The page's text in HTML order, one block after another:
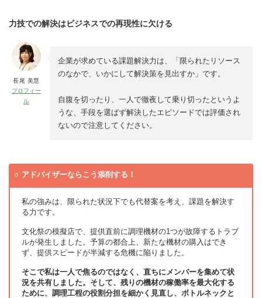
力技での解決はビジネスでの再現性に欠ける
長尾 美慧
プロフィー
ル
企業が求めている課題解決力は、「限られたリソース
のなかで、いかにして解決策を見出すか」です。
自腹を切ったり、一人で徹夜して乗り切ったというよ
うな、手段を選ばず解決したエピソードでは評価され
ないので注意してください。
アドバイザーならこう添削する！
私の強みは、限られた状況下でも代替案を考え、課題を解決す
る力です。
文化祭の模擬店で、提供直前に調理機材の1つが故障するトラブ
ルが発生しました。予算の都合上、新たな機材の購入はでき
ず、提供スピードが半減する危機に陥りました。
そこで私は一人で焦るのではなく、直ちにメンバーを集めて状
況を共有しました。そして、残りの機材の稼働率を最大化する
ために、調理工程の役割分担を細かく見直し、ボトルネックと